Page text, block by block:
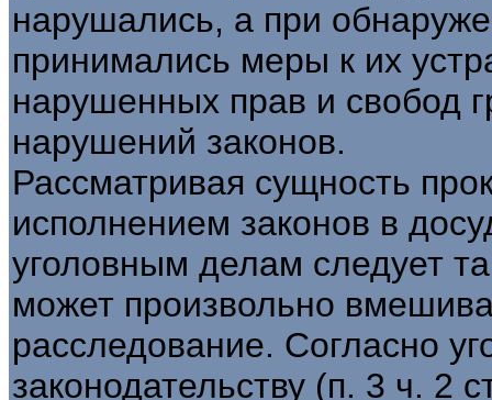
нарушались, а при
принимались меры к их
нарушенных прав и свобод
нарушений законов.
Рассматривая сущность
исполнением законов в
уголовным делам следует
может произвольно
расследование. Согласно
законодательству (п. 3 ч. 2